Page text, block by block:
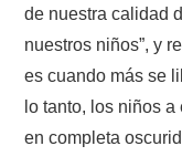
de nuestra calidad
nuestros niños”, y
es cuando más se
lo tanto, los niños
en completa